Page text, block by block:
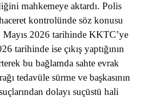
mahkemeye aktardı. Polis
kontrolünde söz konusu
Mayıs 2026 tarihinde KKTC’ye
tarihinde ise çıkış yaptığının
bu bağlamda sahte evrak
tedavüle sürme ve başkasının
dolayı suçüstü hali